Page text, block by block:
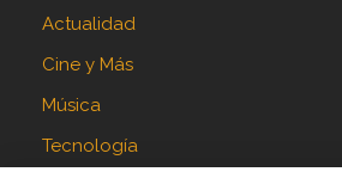
Actualidad
Cine y Más
Música
Tecnología